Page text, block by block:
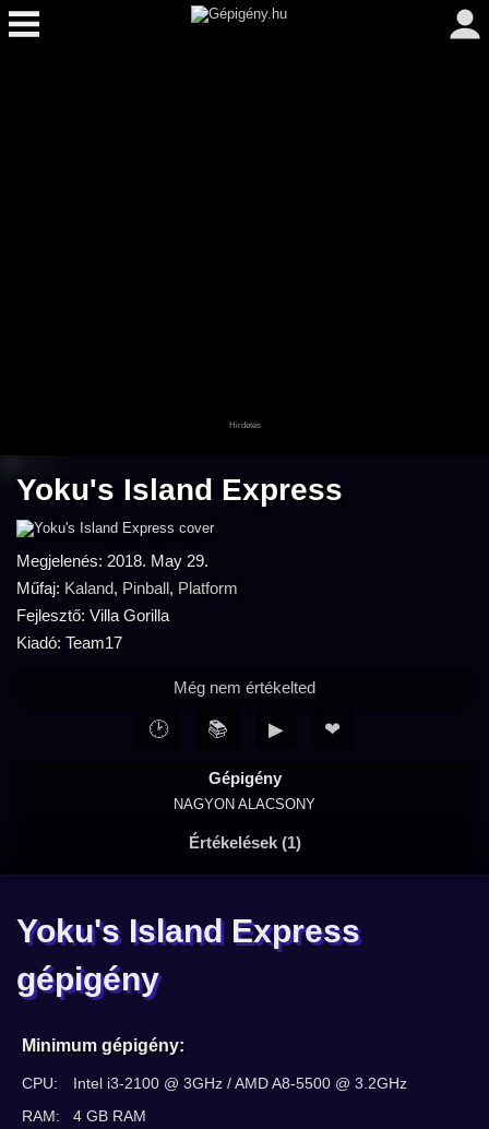
Yoku's Island Express
Megjelenés: 2018. May 29.
Műfaj: Kaland, Pinball, Platform
Fejlesztő: Villa Gorilla
Kiadó: Team17
Gépigény
NAGYON ALACSONY
Értékelések (1)
Még nem értékelted
🕑 📚 ▶ ❤
Yoku's Island Express
gépigény
Minimum gépigény:
CPU:
Intel i3-2100 @ 3GHz / AMD A8-5500 @ 3.2GHz
RAM:
4 GB RAM